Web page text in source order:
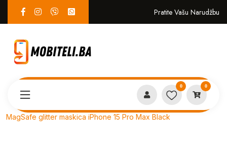
Pratite Vašu Narudžbu
0 0
MagSafe glitter maskica iPhone 15 Pro Max Black